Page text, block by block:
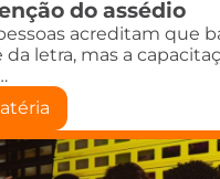
do assédio
acreditam que
da letra, mas a